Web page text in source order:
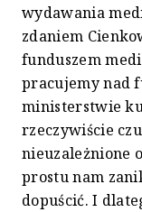
wydawania
zdaniem
funduszem
pracujemy nad
ministerstwie
rzeczywiście
nieuzależnione
prostu nam
dopuścić. I